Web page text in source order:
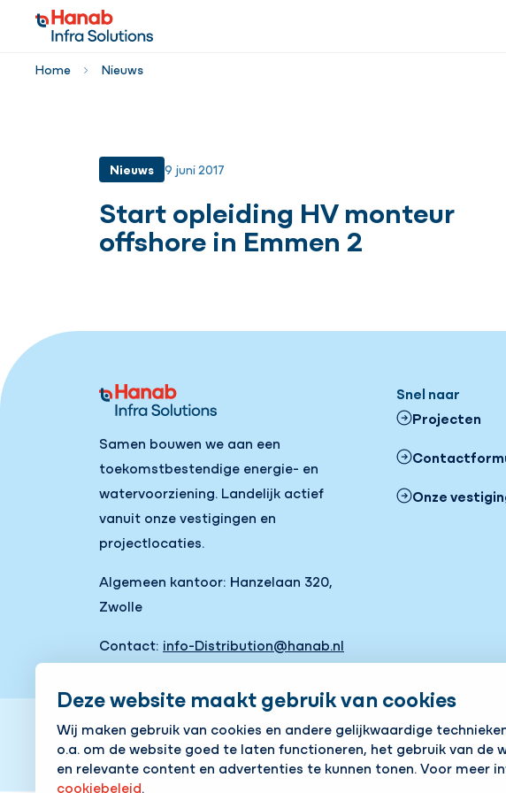
Deze website maakt gebruik van cookies
Wij maken gebruik van cookies en andere gelijkwaardige
o.a. om de website goed te laten functioneren, het gebruik van de
en relevante content en advertenties te kunnen tonen. Voor meer
cookiebeleid.
Home Nieuws
Nieuws 9 juni 2017
Start opleiding HV monteur
offshore in Emmen 2
Samen bouwen we aan een
toekomstbestendige energie- en
watervoorziening. Landelijk actief
vanuit onze vestigingen en
projectlocaties.
Algemeen kantoor: Hanzelaan 320,
Zwolle
Contact: info-Distribution@hanab.nl
Snel naar
Projecten
Onze
Cookies aanpassenCookie beleid Privacy policyResponsible